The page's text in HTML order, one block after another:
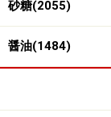
砂糖(2055)
醤油(1484)